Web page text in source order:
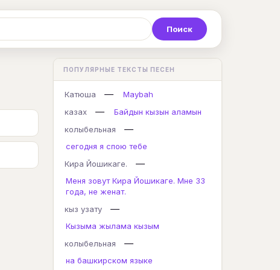
С Т У Ф Х Ц
L M N O P Q
ПОПУЛЯРНЫЕ ТЕКСТЫ ПЕСЕН
Катюша —
Maybah
казах
—
Байдын кызын аламын
колыбельная
—
сегодня я спою тебе
Кира Йошикаге.
—
Меня зовут Кира Йошикаге. Мне 33
года, не женат.
кыз узату
—
Кызыма жылама кызым
колыбельная
—
на башкирском языке